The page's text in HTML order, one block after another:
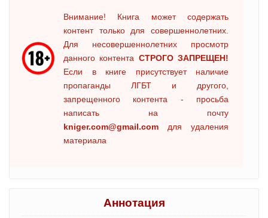
Внимание! Книга может содержать
контент только для совершеннолетних.
Для несовершеннолетних просмотр
данного контента СТРОГО ЗАПРЕЩЕН!
Если в книге присутствует наличие
пропаганды ЛГБТ и другого,
запрещенного контента - просьба
написать на почту
kniger.com@gmail.com для удаления
материала
Аннотация